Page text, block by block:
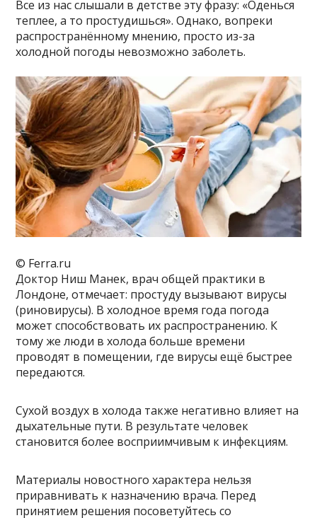
Все из нас слышали в детстве эту фразу: «Оденься
теплее, а то простудишься». Однако, вопреки
распространённому мнению, просто из-за
холодной погоды невозможно заболеть.
© Ferra.ru
Доктор Ниш Манек, врач общей практики в
Лондоне, отмечает: простуду вызывают вирусы
(риновирусы). В холодное время года погода
может способствовать их распространению. К
тому же люди в холода больше времени
проводят в помещении, где вирусы ещё быстрее
передаются.
Сухой воздух в холода также негативно влияет на
дыхательные пути. В результате человек
становится более восприимчивым к инфекциям.
Материалы новостного характера нельзя
приравнивать к назначению врача. Перед
принятием решения посоветуйтесь со